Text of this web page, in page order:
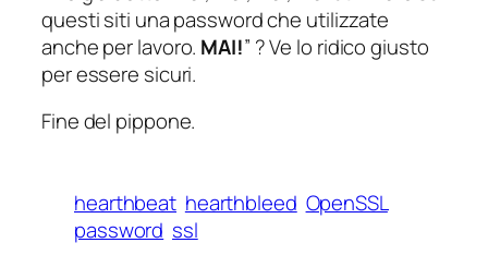
questi siti una password che utilizzate
anche per lavoro. MAI!” ? Ve lo ridico giusto
per essere sicuri.
Fine del pippone.
hearthbeat hearthbleed OpenSSL
password ssl